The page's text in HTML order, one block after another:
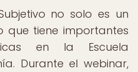
no solo es un
que tiene importantes
en la Escuela
Durante el webinar,